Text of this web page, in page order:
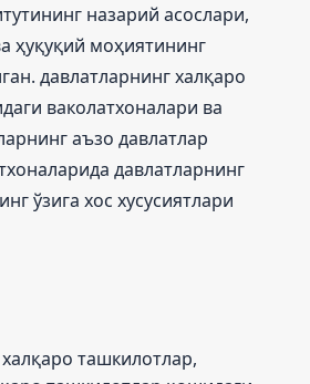
ташкилотлар,
назарий асослари,
ҳуқуқий моҳиятининг
давлатларнинг халқаро
ваколатхоналари ва
аъзо давлатлар
давлатларнинг
ўзига хос хусусиятлари